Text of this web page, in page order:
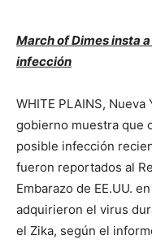
March of Dimes insta
infección
WHITE PLAINS,
gobierno muestra que
posible infección
fueron reportados al
Embarazo de EE.UU.
adquirieron el virus
el Zika, según el